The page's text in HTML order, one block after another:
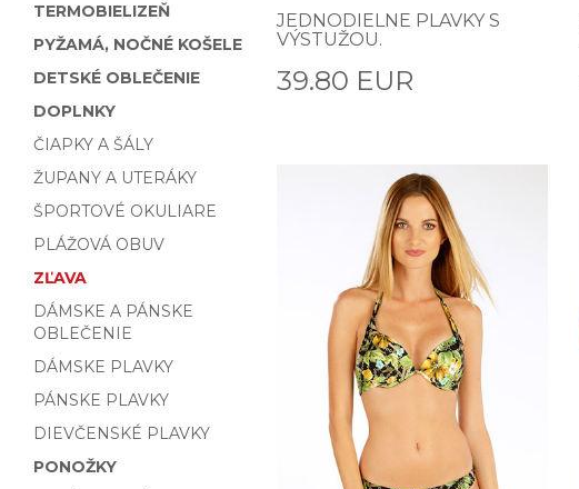
TERMOBIELIZEŇ
PYŽAMÁ, NOČNÉ KOŠELE
DETSKÉ OBLEČENIE
DOPLNKY
ČIAPKY A ŠÁLY
ŽUPANY A UTERÁKY
ŠPORTOVÉ OKULIARE
PLÁŽOVÁ OBUV
ZĽAVA
DÁMSKE A PÁNSKE
OBLEČENIE
DÁMSKE PLAVKY
PÁNSKE PLAVKY
DIEVČENSKÉ PLAVKY
PONOŽKY
JEDNODIELNE PLAVKY S
VÝSTUŽOU.
39.80 EUR